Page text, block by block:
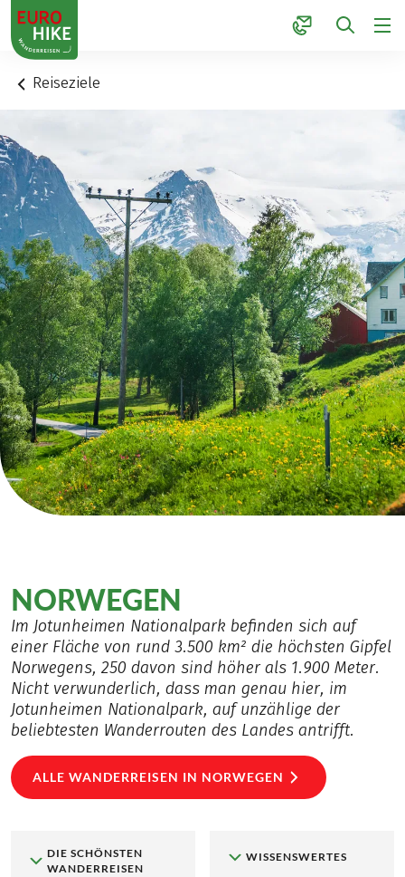
1
Reiseziele
NORWEGEN
Im Jotunheimen Nationalpark befinden sich auf
einer Fläche von rund 3.500 km² die höchsten Gipfel
Norwegens, 250 davon sind höher als 1.900 Meter.
Nicht verwunderlich, dass man genau hier, im
Jotunheimen Nationalpark, auf unzählige der
beliebtesten Wanderrouten des Landes antrifft.
ALLE WANDERREISEN IN NORWEGEN
DIE SCHÖNSTEN
WANDERREISEN
WISSENSWERTES